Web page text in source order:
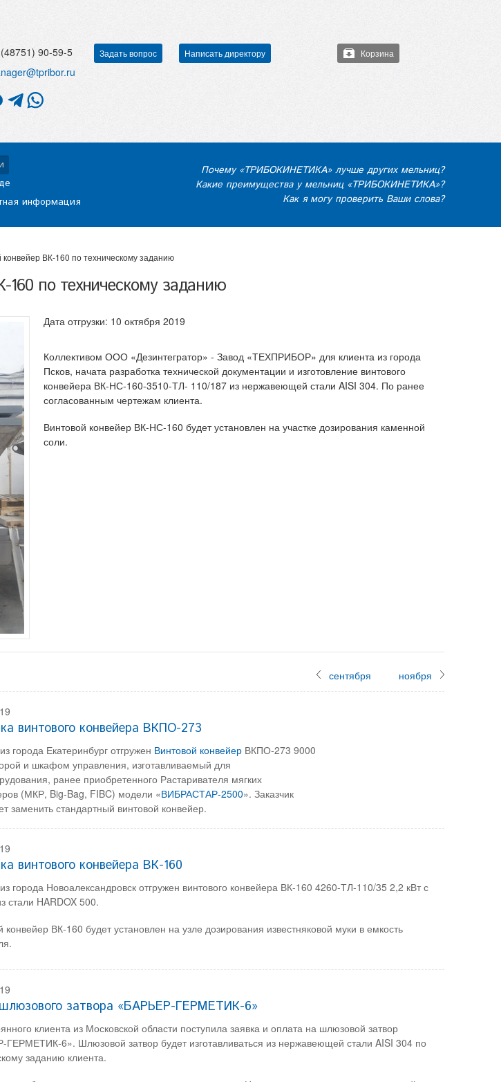
90-59-5 Задать вопрос Написать директору Корзина
информация
Почему «ТРИБОКИНЕТИКА» лучше других мельниц?
Какие преимущества у мельниц «ТРИБОКИНЕТИКА»?
Как я могу проверить Ваши слова?
конвейер ВК-160 по техническому заданию
160 по техническому заданию
Дата отгрузки: 10 октября 2019
Коллективом ООО «Дезинтегратор» - Завод «ТЕХПРИБОР» для клиента из города
Псков, начата разработка технической документации и изготовление винтового
конвейера ВК-НС-160-3510-ТЛ- 110/187 из нержавеющей стали AISI 304. По ранее
согласованным чертежам клиента.
Винтовой конвейер ВК-НС-160 будет установлен на участке дозирования каменной
соли.
сентября ноября
винтового конвейера ВКПО-273
города Екатеринбург отгружен Винтовой конвейер ВКПО-273 9000
и шкафом управления, изготавливаемый для
ранее приобретенного Растаривателя мягких
(МКР, Big-Bag, FIBC) модели «ВИБРАСТАР-2500». Заказчик
заменить стандартный винтовой конвейер.
винтового конвейера ВК-160
города Новоалександровск отгружен винтового конвейера ВК-160 4260-ТЛ-110/35 2,2 кВт с
стали HARDOX 500.
конвейер ВК-160 будет установлен на узле дозирования известняковой муки в емкость
затвора «БАРЬЕР-ГЕРМЕТИК-6»
клиента из Московской области поступила заявка и оплата на шлюзовой затвор
ГЕРМЕТИК-6». Шлюзовой затвор будет изготавливаться из нержавеющей стали AISI 304 по
заданию клиента.